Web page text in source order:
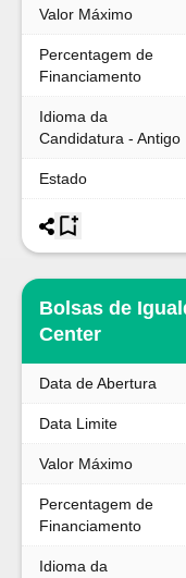
Valor Máximo
Percentagem de
Financiamento
Idioma da
Candidatura - Antigo
Estado
Bolsas de
Center
Data de Abertura
Data Limite
Valor Máximo
Percentagem de
Financiamento
Idioma da